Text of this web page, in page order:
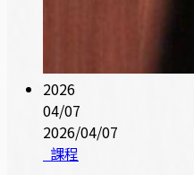
2026
04/07
2026/04/07
課程